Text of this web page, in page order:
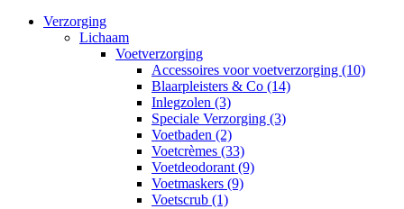
Verzorging
Lichaam
Voetverzorging
Accessoires voor voetverzorging (10)
Blaarpleisters & Co (14)
Inlegzolen (3)
Speciale Verzorging (3)
Voetbaden (2)
Voetcrèmes (33)
Voetdeodorant (9)
Voetmaskers (9)
Voetscrub (1)